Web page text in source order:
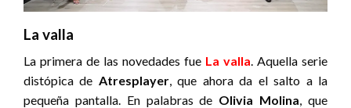
La valla
La primera de las novedades fue La valla . Aquella serie
distópica de Atresplayer, que ahora da el salto a la
pequeña pantalla. En palabras de Olivia Molina , que